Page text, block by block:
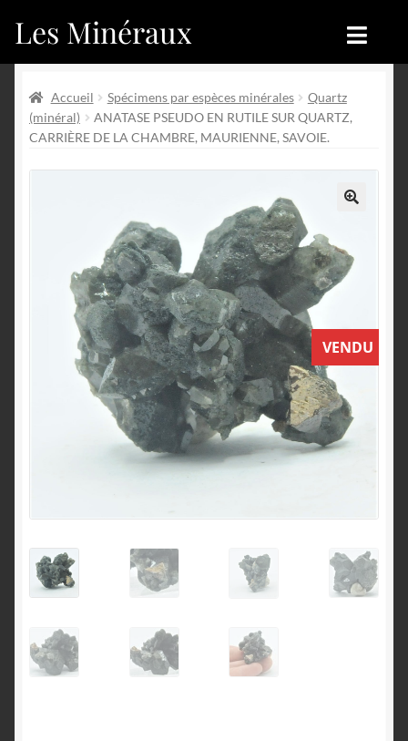
Aller
à
navigation
Aller
au
Les Minéraux
Catégories
Nouveautés
Boutique
Nouveautés
Contactez-nous
Sites amis
Accueil Spécimens par espèces minérales
Quartz
(minéral)
ANATASE PSEUDO EN RUTILE SUR QUARTZ,
CARRIÈRE DE LA CHAMBRE, MAURIENNE, SAVOIE.
VENDU